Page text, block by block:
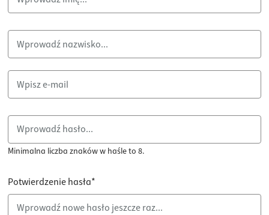
Minimalna liczba znaków w haśle to 8.
Potwierdzenie hasła*